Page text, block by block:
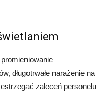
długotrwałe narażenie na
zaleceń personelu